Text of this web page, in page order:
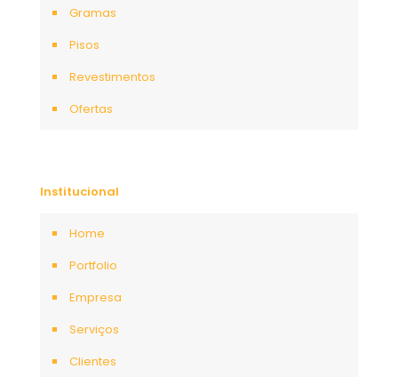
Gramas
Pisos
Revestimentos
Ofertas
Institucional
Home
Portfolio
Empresa
Serviços
Clientes